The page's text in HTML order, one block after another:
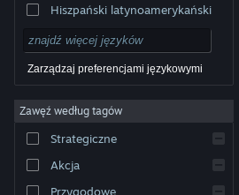
© Valve Corporation. Wszelkie prawa zastrzeżone.
właścicieli w Stanach Zjednoczonych i innych krajach.
dostępu
Umowa użytkownika Steam
pieniędzy |Ciasteczka
Hiszpański latynoamerykański
Zarządzaj preferencjami językowymi
Zawęź według tagów
Strategiczne
Akcja
Przygodowe